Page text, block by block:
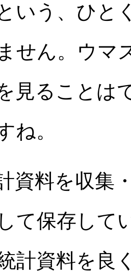
いう、ひと
せん。ウマ
見ることは
ね。
資料を収集
て保存して
計資料を良